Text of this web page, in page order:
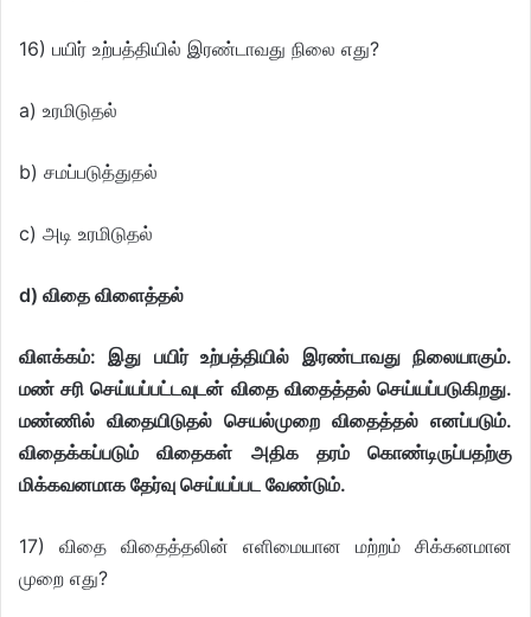
16) பயிர் உற்பத்தியில் இரண்டாவது நிலை எது?
a) உரமிடுதல்
b) சமப்படுத்துதல்
c) அடி உரமிடுதல்
d) விதை விளைத்தல்
விளக்கம்: இது பயிர் உற்பத்தியில் இரண்டாவது நிலையாகும்.
மண் சரி செய்யப்பட்டவுடன் விதை விதைத்தல் செய்யப்படுகிறது.
மண்ணில் விதையிடுதல் செயல்முறை விதைத்தல் எனப்படும்.
விதைக்கப்படும் விதைகள் அதிக தரம் கொண்டிருப்பதற்கு
மிக்கவனமாக தேர்வு செய்யப்பட வேண்டும்.
17) விதை விதைத்தலின் எளிமையான மற்றம் சிக்கனமான
முறை எது?